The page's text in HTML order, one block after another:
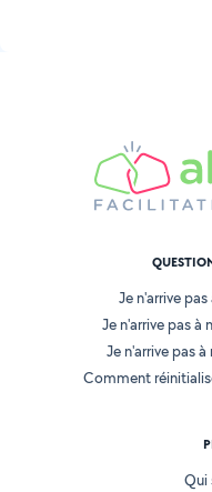
Je n'arrive
Je n'arrive pas
Je n'arrive pas
Comment
Qui